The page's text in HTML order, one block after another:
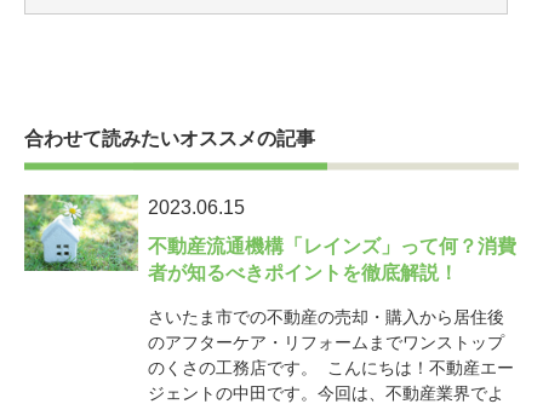
合わせて読みたいオススメの記事
2023.06.15
不動産流通機構「レインズ」って何？消費
者が知るべきポイントを徹底解説！
さいたま市での不動産の売却・購入から居住後
のアフターケア・リフォームまでワンストップ
のくさの工務店です。 こんにちは！不動産エー
ジェントの中田です。今回は、不動産業界でよ